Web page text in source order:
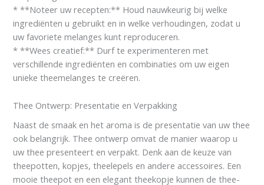
* **Noteer uw recepten:** Houd nauwkeurig bij welke
ingrediënten u gebruikt en in welke verhoudingen, zodat u
uw favoriete melanges kunt reproduceren.
* **Wees creatief:** Durf te experimenteren met
verschillende ingrediënten en combinaties om uw eigen
unieke theemelanges te creëren.
Thee Ontwerp: Presentatie en Verpakking
Naast de smaak en het aroma is de presentatie van uw thee
ook belangrijk. Thee ontwerp omvat de manier waarop u
uw thee presenteert en verpakt. Denk aan de keuze van
theepotten, kopjes, theelepels en andere accessoires. Een
mooie theepot en een elegant theekopje kunnen de thee-